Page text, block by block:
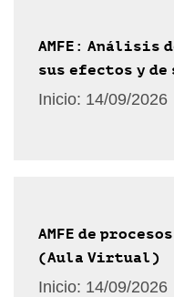
AMFE: Análisis
sus efectos y
Inicio: 14/09/2026
AMFE de
(Aula Virtual)
Inicio: 14/09/2026